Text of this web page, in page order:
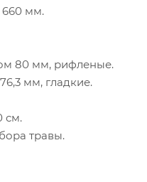
мм.
80 мм, рифленые.
мм, гладкие.
см.
травы.